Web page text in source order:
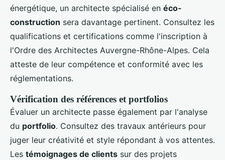
énergétique, un architecte spécialisé en éco-
construction sera davantage pertinent. Consultez les
qualifications et certifications comme l'inscription à
l'Ordre des Architectes Auvergne-Rhône-Alpes. Cela
atteste de leur compétence et conformité avec les
réglementations.
Vérification des références et portfolios
Évaluer un architecte passe également par l'analyse
du portfolio. Consultez des travaux antérieurs pour
juger leur créativité et style répondant à vos attentes.
Les témoignages de clients sur des projets